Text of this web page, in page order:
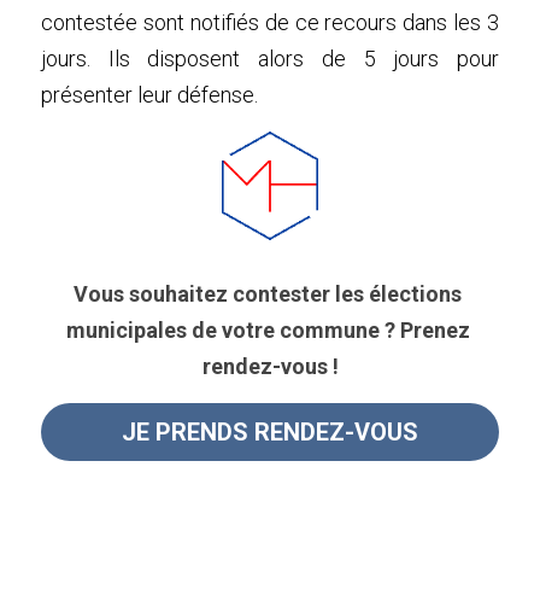
contestée sont notifiés de ce recours dans les 3
jours. Ils disposent alors de 5 jours pour
présenter leur défense.
Vous souhaitez contester les élections
municipales de votre commune ? Prenez
rendez-vous !
JE PRENDS RENDEZ-VOUS